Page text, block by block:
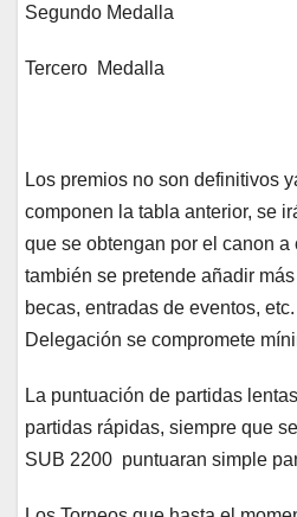
Segundo Medalla
Tercero Medalla
Los premios no son definitivos
componen la tabla anterior, se
que se obtengan por el canon a
también se pretende añadir
becas, entradas de eventos,
Delegación se compromete
La puntuación de partidas
partidas rápidas, siempre que
SUB 2200 puntuaran simple